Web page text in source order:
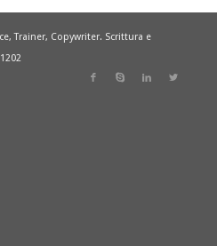
Trainer, Copywriter. Scrittura e